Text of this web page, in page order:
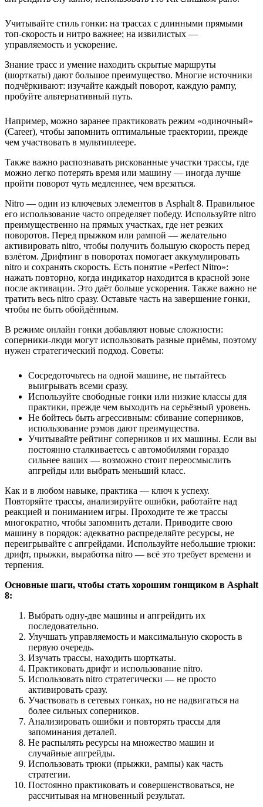
Учитывайте стиль гонки: на трассах с длинными прямыми
топ-скорость и нитро важнее; на извилистых —
управляемость и ускорение.
Знание трасс и умение находить скрытые маршруты
(шорткаты) дают большое преимущество. Многие источники
подчёркивают: изучайте каждый поворот, каждую рампу,
пробуйте альтернативный путь.
Например, можно заранее практиковать режим «одиночный»
(Career), чтобы запомнить оптимальные траектории, прежде
чем участвовать в мультиплеере.
Также важно распознавать рискованные участки трассы, где
можно легко потерять время или машину — иногда лучше
пройти поворот чуть медленнее, чем врезаться.
Nitro — один из ключевых элементов в Asphalt 8. Правильное
его использование часто определяет победу. Используйте nitro
преимущественно на прямых участках, где нет резких
поворотов. Перед прыжком или рампой — желательно
активировать nitro, чтобы получить большую скорость перед
взлётом. Дрифтинг в поворотах помогает аккумулировать
nitro и сохранять скорость. Есть понятие «Perfect Nitro»:
нажать повторно, когда индикатор находится в красной зоне
после активации. Это даёт больше ускорения. Также важно не
тратить весь nitro сразу. Оставьте часть на завершение гонки,
чтобы не быть обойдённым.
В режиме онлайн гонки добавляют новые сложности:
соперники-люди могут использовать разные приёмы, поэтому
нужен стратегический подход. Советы:
Сосредоточьтесь на одной машине, не пытайтесь
выигрывать всеми сразу.
Используйте свободные гонки или низкие классы для
практики, прежде чем выходить на серьёзный уровень.
Не бойтесь быть агрессивным: сбивание соперников,
использование рэмов дают преимущества.
Учитывайте рейтинг соперников и их машины. Если вы
постоянно сталкиваетесь с автомобилями гораздо
сильнее ваших — возможно стоит переосмыслить
апгрейды или выбрать меньший класс.
Как и в любом навыке, практика — ключ к успеху.
Повторяйте трассы, анализируйте ошибки, работайте над
реакцией и пониманием игры. Проходите те же трассы
многократно, чтобы запомнить детали. Приводите свою
машину в порядок: адекватно распределяйте ресурсы, не
переигрывайте с апгрейдами. Используйте небольшие трюки:
дрифт, прыжки, выработка nitro — всё это требует времени и
терпения.
Основные шаги, чтобы стать хорошим гонщиком в Asphalt
8:
Выбрать одну-две машины и апгрейдить их
последовательно.
Улучшать управляемость и максимальную скорость в
первую очередь.
Изучать трассы, находить шорткаты.
Практиковать дрифт и использование nitro.
Использовать nitro стратегически — не просто
активировать сразу.
Участвовать в сетевых гонках, но не надвигаться на
более сильных соперников.
Анализировать ошибки и повторять трассы для
запоминания деталей.
Не распылять ресурсы на множество машин и
случайные апгрейды.
Использовать трюки (прыжки, рампы) как часть
стратегии.
Постоянно практиковать и совершенствоваться, не
рассчитывая на мгновенный результат.